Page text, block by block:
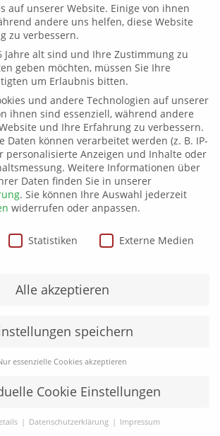
T-Shirt B&C E190
17,00€
auf unserer Website. Einige von ihnen
andere uns helfen, diese Website
zu verbessern.
Jahre alt sind und Ihre Zustimmung zu
geben möchten, müssen Sie Ihre
um Erlaubnis bitten.
und andere Technologien auf unserer
ihnen sind essenziell, während andere
und Ihre Erfahrung zu verbessern.
Daten können verarbeitet werden (z. B. IP-
personalisierte Anzeigen und Inhalte oder
Weitere Informationen über
Daten finden Sie in unserer
. Sie können Ihre Auswahl jederzeit
widerrufen oder anpassen.
Statistiken Externe Medien
Alle akzeptieren
speichern
essenzielle Cookies akzeptieren
Cookie Einstellungen
Datenschutzerklärung Impressum